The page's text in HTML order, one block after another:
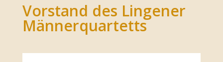
Vorstand des Lingener
Männerquartetts